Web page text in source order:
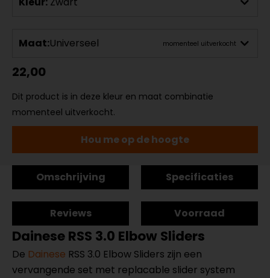
Maat:Universeel momenteel uitverkocht
22,00
Dit product is in deze kleur en maat combinatie
momenteel uitverkocht.
Hou me op de hoogte
Omschrijving Specificaties
Reviews Voorraad
Dainese RSS 3.0 Elbow Sliders
De Dainese RSS 3.0 Elbow Sliders zijn een
vervangende set met replacable slider system